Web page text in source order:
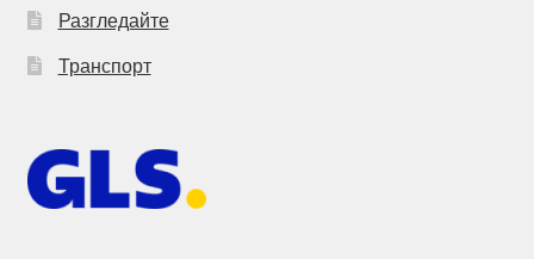
Разгледайте
Транспорт